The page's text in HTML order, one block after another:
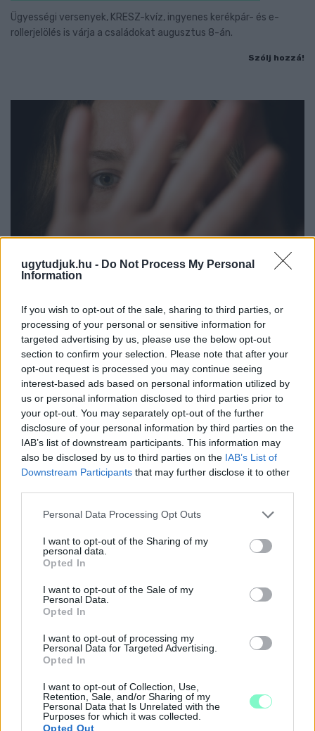
ugytudjuk.hu - Do Not Process My Personal
Information
If you wish to opt-out of the sale, sharing to third parties, or
processing of your personal or sensitive information for
targeted advertising by us, please use the below opt-out
section to confirm your selection. Please note that after your
opt-out request is processed you may continue seeing
interest-based ads based on personal information utilized by
us or personal information disclosed to third parties prior to
your opt-out. You may separately opt-out of the further
disclosure of your personal information by third parties on the
IAB’s list of downstream participants. This information may
also be disclosed by us to third parties on the IAB’s List of
Downstream Participants that may further disclose it to other
Please note that this website/app uses one or more Google
not limited to your visit or usage behaviour. You may click to
grant or deny consent to Google and its third-party tags to
use your data for below specified purposes in below Google
consent section.
Personal Data Processing Opt Outs
I want to opt-out of the Sharing of my
personal data.
Opted In
I want to opt-out of the Sale of my
Personal Data.
Opted In
I want to opt-out of processing my
Personal Data for Targeted Advertising.
Opted In
I want to opt-out of Collection, Use,
Retention, Sale, and/or Sharing of my
Personal Data that Is Unrelated with the
Purposes for which it was collected.
Opted Out
Ügyességi versenyek, KRESZ-kvíz, ingyenes kerékpár- és e-
rollerjelölés is várja a családokat augusztus 8-án.
Szólj hozzá!
NŐVERŐ SZOMBATHELYI FÉRFI ELLEN EMELT
VÁDAT AZ ÜGYÉSZSÉG
A férfi a nyílt utcán kezdte verni áldozatát.
Szólj hozzá!
A RÓMAIAKTÓL AZ AGYAGKATONÁKIG –
TÁRLATVEZETÉSEK, WORKSHOP ÉS
KÖZÖNSÉGTALÁLKOZÓ VÁRJA A LÁTOGATÓKAT A
Ingyenes programokkal és különleges kiállításokkal készülnek a
hét második felére, a hőségriadó idején ráadásul a Várkazamata